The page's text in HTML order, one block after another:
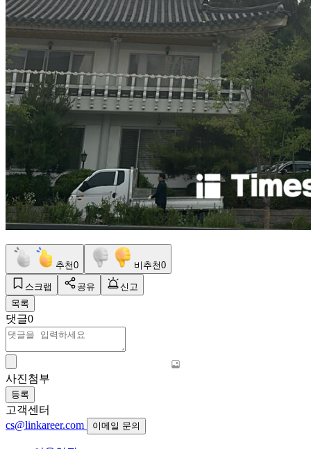
추천0 비추천0
스크랩 공유
신고
목록
댓글0
사진첨부
등록
고객센터
cs@linkareer.com
이메일 문의